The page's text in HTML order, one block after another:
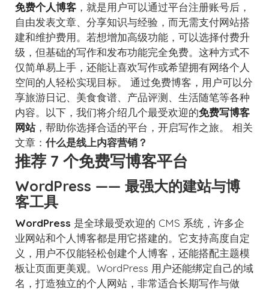
免费个人博客 ，就是用户可以通过平台注册账号后，
自由发表文章、分享知识与经验，而无需支付网站搭
建和维护费用。若想增加高级功能，可以选择付费升
级，但基础的写作和发布功能完全免费。这种方式不
仅简单易上手，还能让喜欢写作或希望拥有网络个人
空间的人轻松实现目标。 通过免费博客，用户可以分
享旅游日记、美食食谱、产品评测、生活随笔等各种
内容。以下，我们将介绍几个最受欢迎的免费写博客
网站，帮助你选择合适的平台，开启写作之旅。 相关
文章： 什么是线上内容营销？
推荐 7 个免费写博客平台
WordPress —— 最强大的建站与博
客工具
WordPress 是全球最受欢迎的 CMS 系统，许多企
业网站和个人博客都是用它搭建的。它支持高度自定
义，用户不仅能轻松创建个人博客，还能搭配主题模
板让页面更美观。WordPress 用户还能绑定自己的域
名，打造独立的个人网站，非常适合长期写作与做